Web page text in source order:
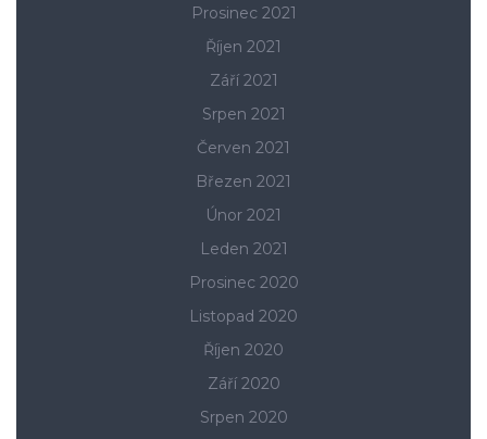
Prosinec 2021
Říjen 2021
Září 2021
Srpen 2021
Červen 2021
Březen 2021
Únor 2021
Leden 2021
Prosinec 2020
Listopad 2020
Říjen 2020
Září 2020
Srpen 2020